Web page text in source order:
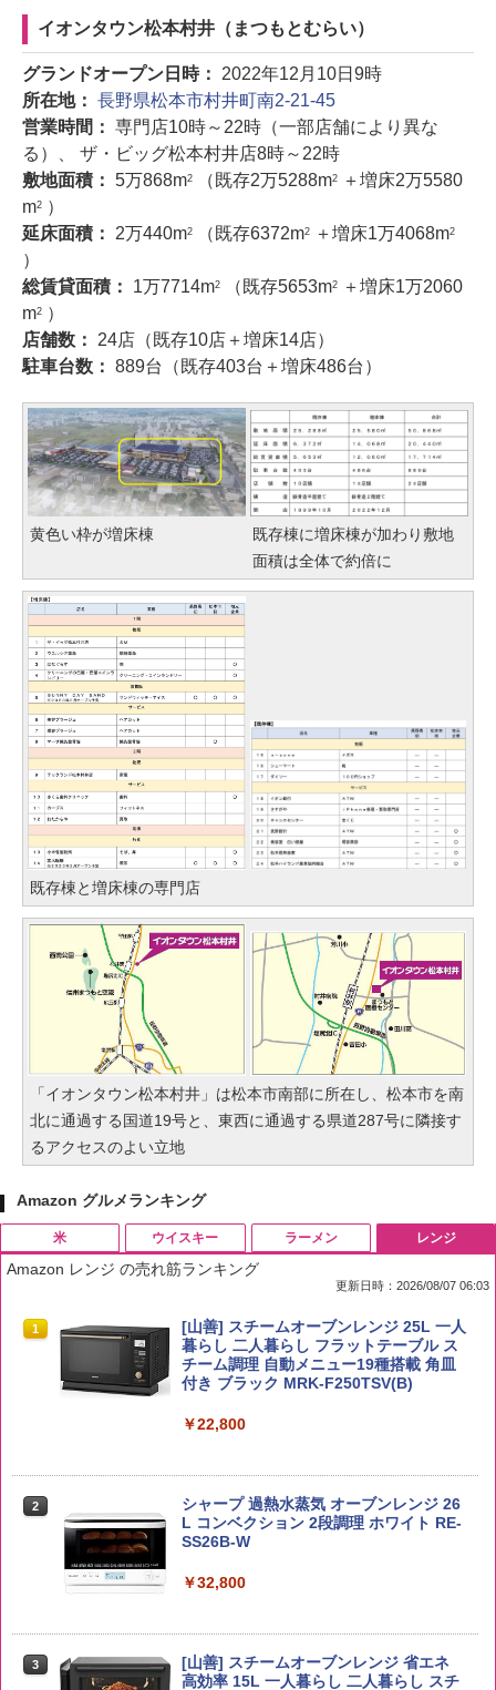
イオンタウン松本村井（まつもとむらい）
グランドオープン日時： 2022年12月10日9時
所在地： 長野県松本市村井町南2-21-45
営業時間： 専門店10時～22時（一部店舗により異な
る）、 ザ・ビッグ松本村井店8時～22時
敷地面積： 5万868m2（既存2万5288m2＋増床2万5580
m2 ）
延床面積： 2万440m2（既存6372m2＋増床1万4068m2
）
総賃貸面積： 1万7714m2（既存5653m2＋増床1万2060
m2 ）
店舗数： 24店（既存10店＋増床14店）
駐車台数： 889台（既存403台＋増床486台）
黄色い枠が増床棟
既存棟に増床棟が加わり敷地
面積は全体で約倍に
既存棟と増床棟の専門店
「イオンタウン松本村井」は松本市南部に所在し、松本市を南
北に通過する国道19号と、東西に通過する県道287号に隣接す
るアクセスのよい立地
Amazon グルメランキング
米
1 by Amazon 国産ブレンド米 精米 5kg
￥2,650
5kg 長野県産 令和7年産
￥3,980
【在庫処分価格】ももたろう印 無洗米 5
kg 業務用 お米マイスターブレンド
ウイスキー
1
ブラックニッカ ニッカ Nikka ウィスキ
ー4000ml ブラックニッカクリア ウヰス
キー 【日本 アサヒ ウィスキー】 大容量
お得 4リットル
￥4,356
2
角瓶 2700ml サントリー ウイスキー ハ
イボール 大容量
3
角ハイボール 350ml×24本 サントリー ウ
イスキー ハイボール 缶
ラーメン
1
チキンラーメン どんぶり 85g×12個 日清
食品 インスタント カップ麺
￥1,939
2
麺 小腹 インスタント アウトドアにも ロ
ーリングストック 大人買い おやつカン
パニー
￥1,451
3
国分 tabete だし麺 千葉県産はまぐりだ
し 塩らーめん 108g×10袋 保存食 備蓄
レンジ
Amazon レンジ の売れ筋ランキング
更新日時：2026/08/07 06:03
1
[山善] スチームオーブンレンジ 25L 一人
暮らし 二人暮らし フラットテーブル ス
チーム調理 自動メニュー19種搭載 角皿
付き ブラック MRK-F250TSV(B)
￥22,800
2
シャープ 過熱水蒸気 オーブンレンジ 26
L コンベクション 2段調理 ホワイト RE-
SS26B-W
￥32,800
3
[山善] スチームオーブンレンジ 省エネ
高効率 15L 一人暮らし 二人暮らし スチ